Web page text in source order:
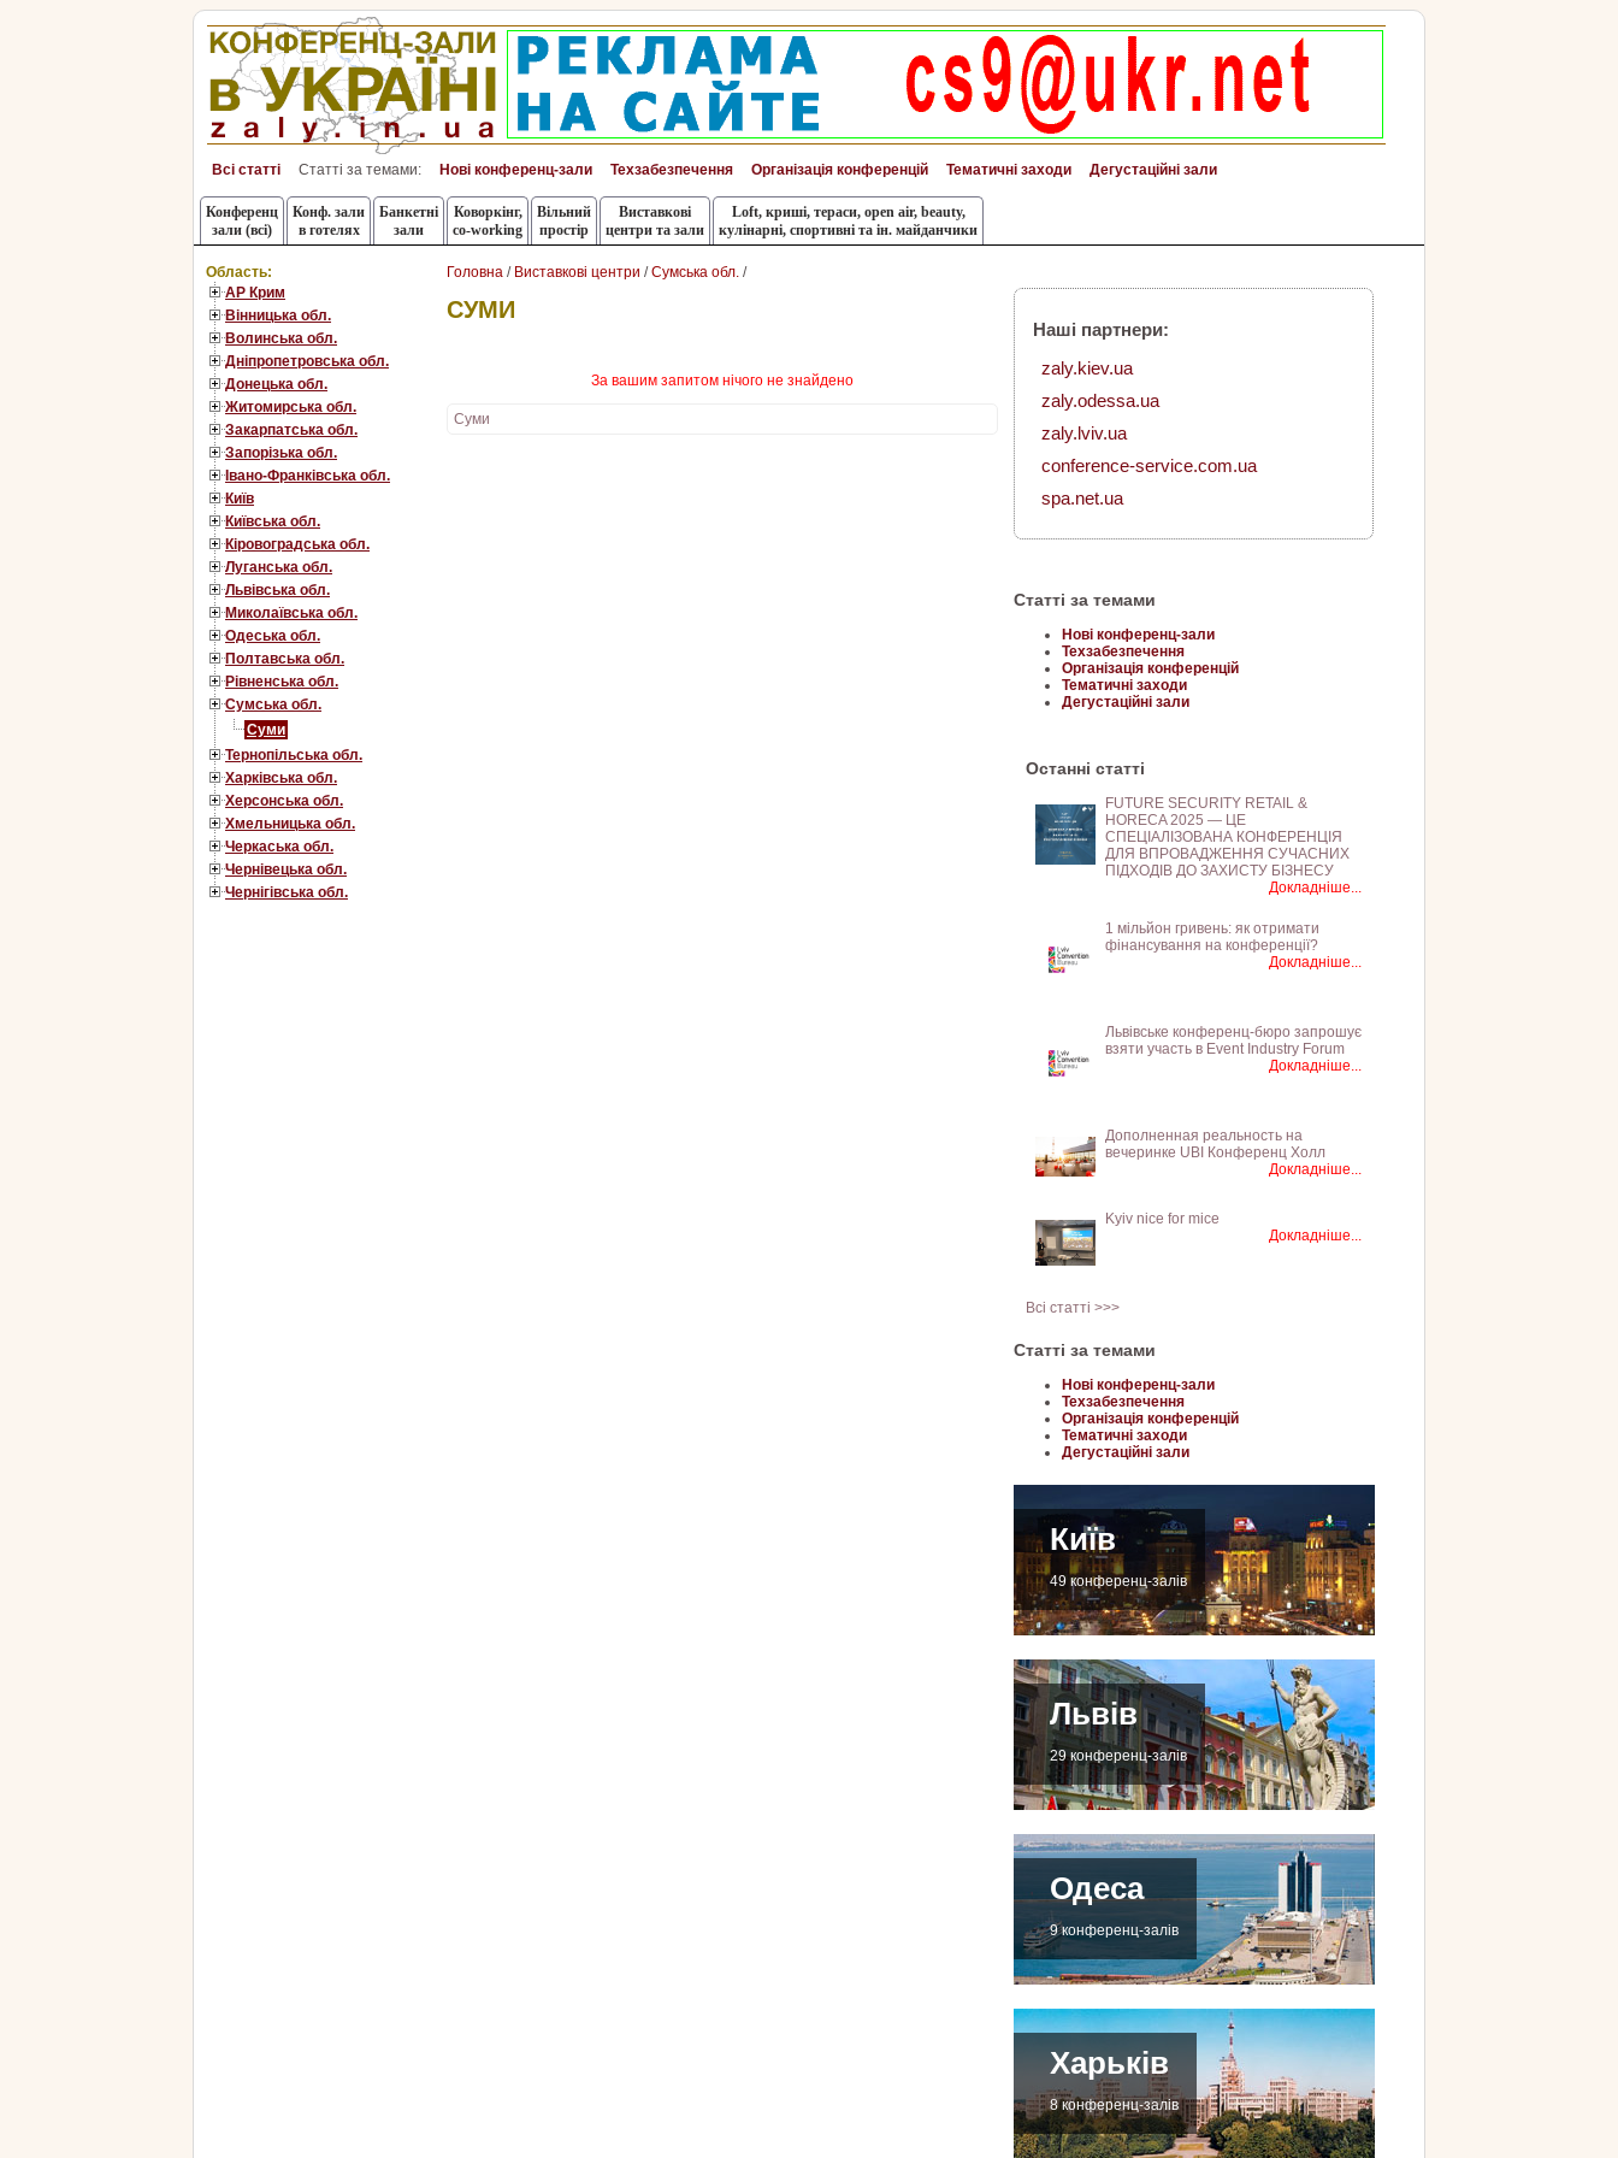
Всі статті Статті за темами: Нові конференц-зали Техзабезпечення Організація конференцій Тематичні заходи Дегустаційні зали
Конференц
зали (всі)
Конф. зали
в готелях
Банкетні
зали
Коворкінг,
co-working
Вільний
простір
Виставкові
центри та зали
Loft, криші, тераси, оpen air, beauty,
кулінарні, спортивні та ін. майданчики
Область:
АР Крим
Вінницька обл.
Волинська обл.
Дніпропетровська обл.
Донецька обл.
Житомирська обл.
Закарпатська обл.
Запорізька обл.
Івано-Франківська обл.
Київ
Київська обл.
Кіровоградська обл.
Луганська обл.
Львівська обл.
Миколаївська обл.
Одеська обл.
Полтавська обл.
Рівненська обл.
Сумська обл.
Суми
Тернопільська обл.
Харківська обл.
Херсонська обл.
Хмельницька обл.
Черкаська обл.
Чернівецька обл.
Чернігівська обл.
Головна / Виставкові центри /Сумська обл. /
СУМИ
За вашим запитом нічого не знайдено
Суми
Наші партнери:
zaly.kiev.ua
zaly.odessa.ua
zaly.lviv.ua
conference-service.com.ua
spa.net.ua
Статті за темами
Нові конференц-зали
Техзабезпечення
Організація конференцій
Тематичні заходи
Дегустаційні зали
Останні статті
FUTURE SECURITY RETAIL &
HORECA 2025 — ЦЕ
СПЕЦІАЛІЗОВАНА КОНФЕРЕНЦІЯ
ДЛЯ ВПРОВАДЖЕННЯ СУЧАСНИХ
ПІДХОДІВ ДО ЗАХИСТУ БІЗНЕСУ
Докладніше...
1 мільйон гривень: як отримати
фінансування на конференції?
Докладніше...
Львівське конференц-бюро запрошує
взяти участь в Event Industry Forum
Докладніше...
Дополненная реальность на
вечеринке UBI Конференц Холл
Докладніше...
Kyiv nice for mice
Докладніше...
Всі статті >>>
Статті за темами
Нові конференц-зали
Техзабезпечення
Організація конференцій
Тематичні заходи
Дегустаційні зали
Київ
49 конференц-залів
Львів
29 конференц-залів
Одеса
9 конференц-залів
Харьків
8 конференц-залів